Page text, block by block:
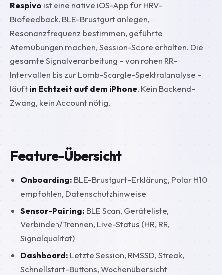
Respivo ist eine native iOS-App für HRV-
Biofeedback. BLE-Brustgurt anlegen,
Resonanzfrequenz bestimmen, geführte
Atemübungen machen, Session-Score erhalten. Die
gesamte Signalverarbeitung – von rohen RR-
Intervallen bis zur Lomb-Scargle-Spektralanalyse –
läuftin Echtzeit auf dem iPhone. Kein Backend-
Zwang, kein Account nötig.
Feature-Übersicht
Onboarding: BLE-Brustgurt-Erklärung, Polar H10
empfohlen, Datenschutzhinweise
Sensor-Pairing: BLE Scan, Geräteliste,
Verbinden/Trennen, Live-Status (HR, RR,
Signalqualität)
Dashboard: Letzte Session, RMSSD, Streak,
Schnellstart-Buttons, Wochenübersicht